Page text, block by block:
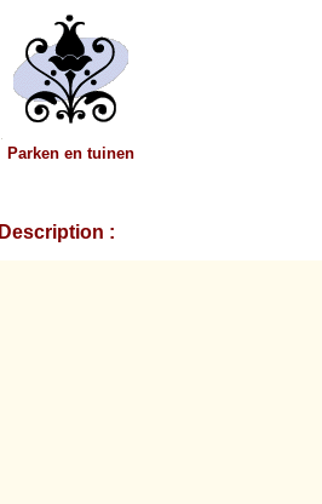
Parken en tuinen
Description :